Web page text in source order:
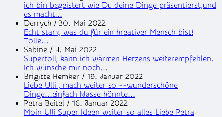
ich bin begeistert wie Du deine Dinge präsentierst,und
es macht...
Derryck / 30. Mai 2022
Echt stark, was du für ein kreativer Mensch bist!
Tolle...
Sabine / 4. Mai 2022
Supertoll, kann ich wärmen Herzens weiterempfehlen.
Ich wünsche mir noch...
Brigitte Hemker / 19. Januar 2022
Liebe Ulli , mach weiter so --wunderschöne
Dinge...einfach klasse könnte...
Petra Beitel / 16. Januar 2022
Moin Ulli Super Ideen weiter so alles Liebe Petra